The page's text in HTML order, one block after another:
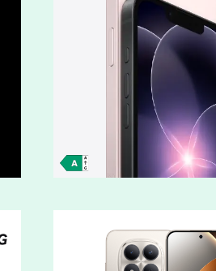
compatible 5G